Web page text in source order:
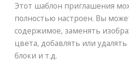
Этот шаблон приглашения
полностью настроен. Вы
содержимое, заменять
цвета, добавлять или
блоки и т.д.